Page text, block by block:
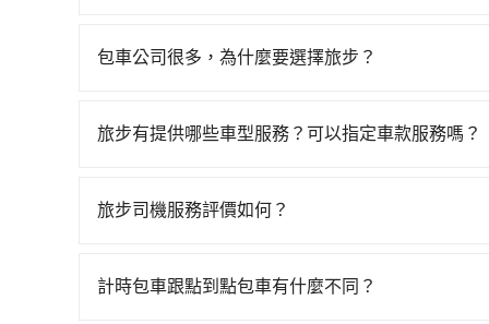
理，每一次租車都好像在開樂透一樣。另外，偶
遇到下雨天或者載行李時，就顯得非常不便。
在價格或服務品質上，tripool都是你從新竹市到客
車旅遊、參加喜宴/喪禮、就醫回診、登山露營、
包車公司很多，為什麼要選擇旅步？
供更彈性的取消訂單規定，並致力於提供高品質
旅步有提供哪些車型服務？可以指定車款服務嗎？
專人回覆您。
旅步司機服務評價如何？
程更加順暢和舒適。」
計時包車跟點到點包車有什麼不同？